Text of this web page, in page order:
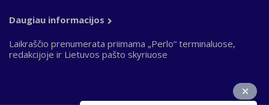
Daugiau informacijos
Laikraščio prenumerata priimama „Perlo“ terminaluose,
redakcijoje ir Lietuvos pašto skyriuose